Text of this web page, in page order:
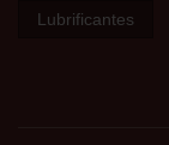
Lubrificantes